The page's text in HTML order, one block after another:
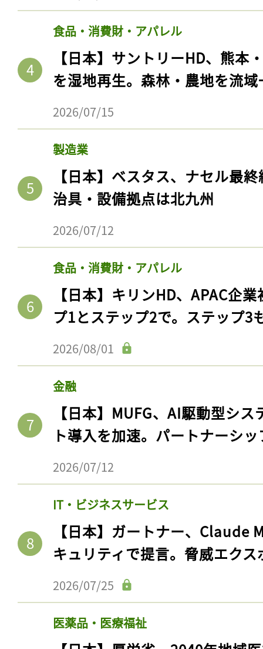
食品・消費財・アパレル
【日本】サントリーHD、熊本
を湿地再生。森林・農地を流
2026/07/15
製造業
【日本】ベスタス、ナセル最
治具・設備拠点は北九州
2026/07/12
食品・消費財・アパレル
【日本】キリンHD、APAC企
プ1とステップ2で。ステップ3
2026/08/01
金融
【日本】MUFG、AI駆動型シ
ト導入を加速。パートナーシ
2026/07/12
IT・ビジネスサービス
【日本】ガートナー、Claude
キュリティで提言。脅威エク
2026/07/25
医薬品・医療福祉